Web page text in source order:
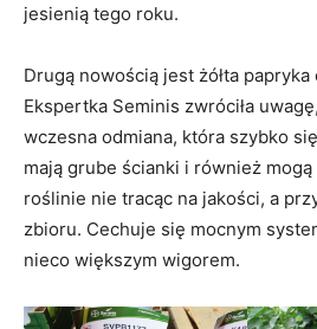
jesienią tego roku.
Drugą nowością jest żółta
Ekspertka Seminis zwróciła
wczesna odmiana, która szybko
mają grube ścianki i również mogą
roślinie nie tracąc na jakości, a
zbioru. Cechuje się mocnym
nieco większym wigorem.